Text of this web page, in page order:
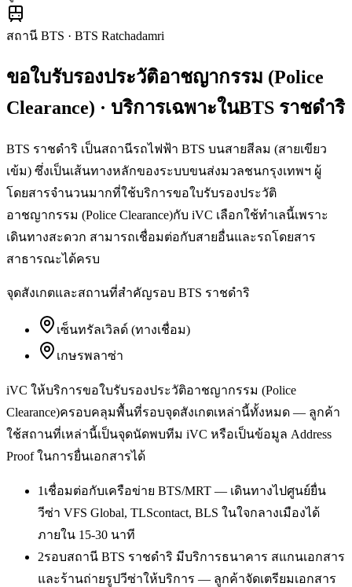
สถานี BTS · BTS Ratchadamri
ขอใบรับรองประวัติอาชญากรรม (Police
Clearance) · บริการเฉพาะในBTS ราชดำริ
BTS ราชดำริ เป็นสถานีรถไฟฟ้า BTS บนสายสีลม (สายเขียว
เข้ม) ซึ่งเป็นเส้นทางหลักของระบบขนส่งมวลชนกรุงเทพฯ ผู้
โดยสารจำนวนมากที่ใช้บริการขอใบรับรองประวัติ
อาชญากรรม (Police Clearance)กับ iVC เลือกใช้ทำเลนี้เพราะ
เดินทางสะดวก สามารถเชื่อมต่อกับสายอื่นและรถโดยสาร
สาธารณะได้ครบ
จุดสังเกตและสถานที่สำคัญรอบ BTS ราชดำริ
เซ็นทรัลเวิลด์ (ทางเชื่อม)
เกษรพลาซ่า
iVC ให้บริการขอใบรับรองประวัติอาชญากรรม (Police
Clearance)ครอบคลุมพื้นที่รอบจุดสังเกตเหล่านี้ทั้งหมด — ลูกค้า
ใช้สถานที่เหล่านี้เป็นจุดนัดพบทีม iVC หรือเป็นข้อมูล Address
Proof ในการยื่นเอกสารได้
1 เชื่อมต่อกับเครือข่าย BTS/MRT — เดินทางไปศูนย์ยื่น
วีซ่า VFS Global, TLScontact, BLS ในใจกลางเมืองได้
ภายใน 15-30 นาที
2รอบสถานี BTS ราชดำริ มีบริการธนาคาร สแกนเอกสาร
และร้านถ่ายรูปวีซ่าให้บริการ — ลูกค้าจัดเตรียมเอกสาร